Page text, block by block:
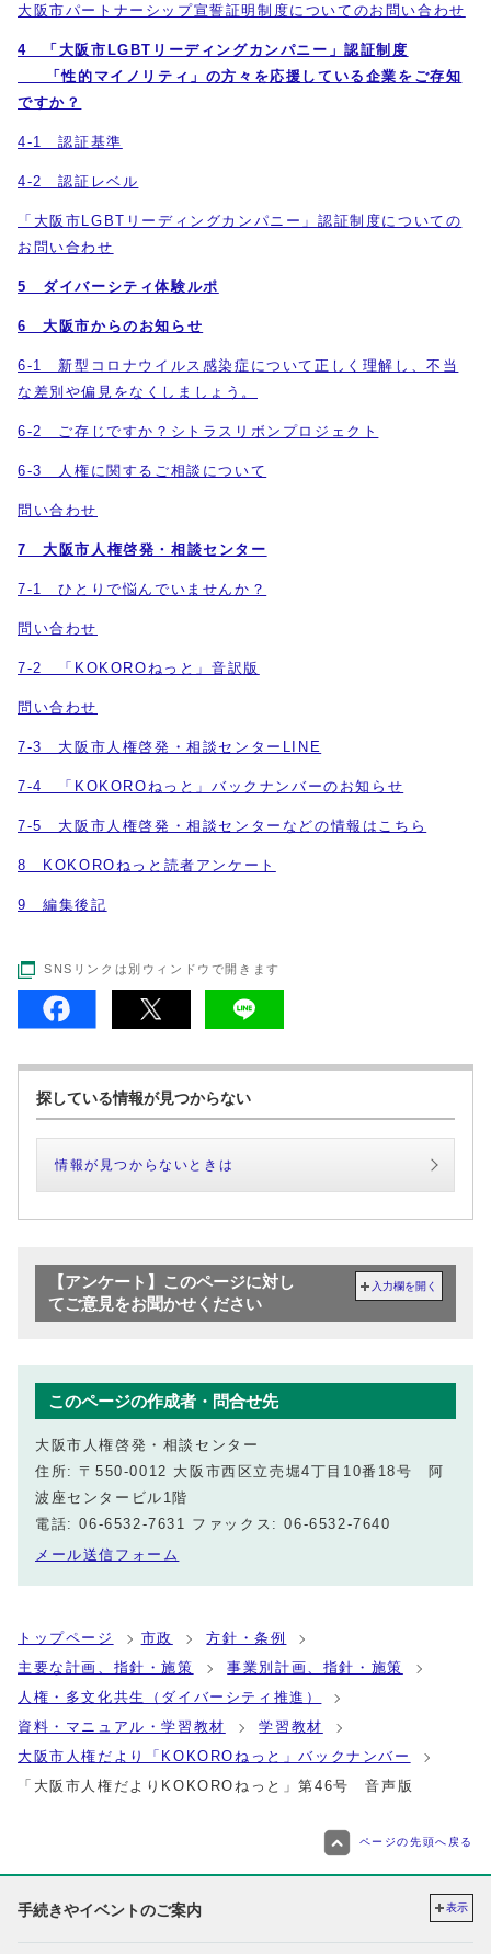
大阪市パートナーシップ宣誓証明制度についてのお問い合わせ
4 「大阪市LGBTリーディングカンパニー」認証制度
「性的マイノリティ」の方々を応援している企業をご存知
ですか？
4-1 認証基準
4-2 認証レベル
「大阪市LGBTリーディングカンパニー」認証制度についての
お問い合わせ
5 ダイバーシティ体験ルポ
6 大阪市からのお知らせ
6-1 新型コロナウイルス感染症について正しく理解し、不当
な差別や偏見をなくしましょう。
6-2 ご存じですか？シトラスリボンプロジェクト
6-3 人権に関するご相談について
問い合わせ
7 大阪市人権啓発・相談センター
7-1 ひとりで悩んでいませんか？
問い合わせ
7-2 「KOKOROねっと」音訳版
問い合わせ
7-3 大阪市人権啓発・相談センターLINE
7-4 「KOKOROねっと」バックナンバーのお知らせ
7-5 大阪市人権啓発・相談センターなどの情報はこちら
8 KOKOROねっと読者アンケート
9 編集後記
SNSリンクは別ウィンドウで開きます
探している情報が見つからない
情報が見つからないときは
【アンケート】このページに対し
てご意見をお聞かせください
入力欄を開く
このページの作成者・問合せ先
大阪市人権啓発・相談センター
住所: 〒550-0012 大阪市西区立売堀4丁目10番18号 阿
波座センタービル1階
電話: 06-6532-7631 ファックス: 06-6532-7640
メール送信フォーム
トップページ 市政
方針・条例
主要な計画、指針・施策
事業別計画、指針・施策
人権・多文化共生（ダイバーシティ推進）
資料・マニュアル・学習教材
学習教材
大阪市人権だより「KOKOROねっと」バックナンバー
「大阪市人権だよりKOKOROねっと」第46号 音声版
ページの先頭へ戻る
手続きやイベントのご案内 表示